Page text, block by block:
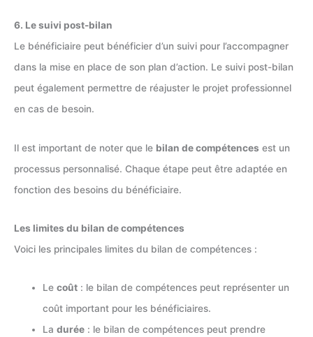
6. Le suivi post-bilan
Le bénéficiaire peut bénéficier d’un suivi pour l’accompagner
dans la mise en place de son plan d’action. Le suivi post-bilan
peut également permettre de réajuster le projet professionnel
en cas de besoin.
Il est important de noter que le bilan de compétences est un
processus personnalisé. Chaque étape peut être adaptée en
fonction des besoins du bénéficiaire.
Les limites du bilan de compétences
Voici les principales limites du bilan de compétences :
Lecoût : le bilan de compétences peut représenter un
coût important pour les bénéficiaires.
Ladurée : le bilan de compétences peut prendre